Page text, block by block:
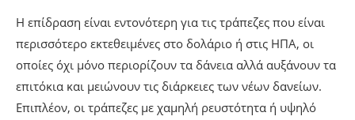
Η επίδραση είναι εντονότερη για τις τράπεζες που είναι
περισσότερο εκτεθειμένες στο δολάριο ή στις ΗΠΑ, οι
οποίες όχι μόνο περιορίζουν τα δάνεια αλλά αυξάνουν τα
επιτόκια και μειώνουν τις διάρκειες των νέων δανείων.
Επιπλέον, οι τράπεζες με χαμηλή ρευστότητα ή υψηλό